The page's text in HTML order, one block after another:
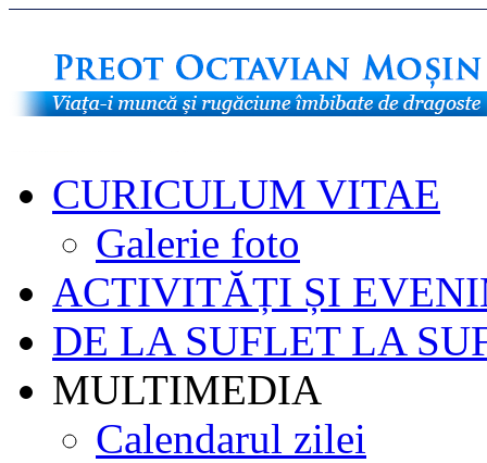
CURICULUM VITAE
Galerie foto
ACTIVITĂȚI ȘI
DE LA SUFLET LA
MULTIMEDIA
Calendarul zilei